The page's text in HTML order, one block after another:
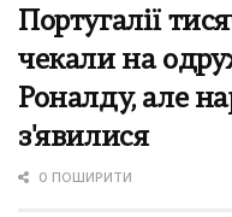
Португалії
чекали на
Роналду, але
з'явилися
0 ПОШИРИТИ